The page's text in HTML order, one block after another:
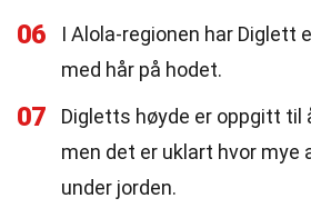
06
I Alola-regionen har Diglett
med hår på hodet.
07
Digletts høyde er oppgitt til
men det er uklart hvor mye
under jorden.